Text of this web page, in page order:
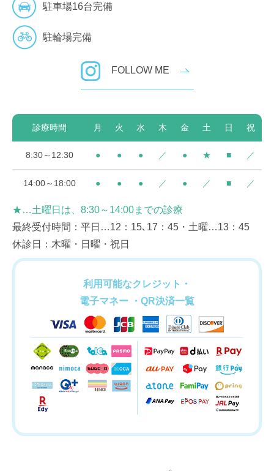
駐車場16台完備
駐輪場完備
FOLLOW ME
診療時間 月 火 水 木 金 土 日 祝
8:30～12:30 ● ● ● ／ ● ★ ■ ／
14:00～18:00 ● ● ● ／ ● ／ ■ ／
★…土曜日は、8:30～14:00までの診療
最終受付時間：平日…12：15､17：45・土曜…13：45
休診日：木曜・日曜・祝日
利用可能なクレジット・
電子マネー ・QR決済一覧